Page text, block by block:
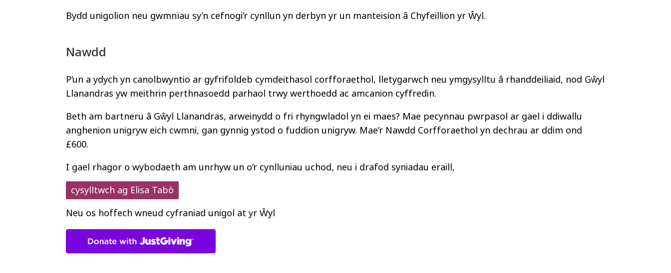
Bydd unigolion neu gwmnïau sy’n cefnogi’r cynllun yn derbyn yr un manteision â Chyfeillion yr Ŵyl.
Nawdd
P’un a ydych yn canolbwyntio ar gyfrifoldeb cymdeithasol corfforaethol, lletygarwch neu ymgysylltu â rhanddeiliaid, nod Gŵyl
Llanandras yw meithrin perthnasoedd parhaol trwy werthoedd ac amcanion cyffredin.
Beth am bartneru â Gŵyl Llanandras, arweinydd o fri rhyngwladol yn ei maes? Mae pecynnau pwrpasol ar gael i ddiwallu
anghenion unigryw eich cwmni, gan gynnig ystod o fuddion unigryw. Mae’r Nawdd Corfforaethol yn dechrau ar ddim ond
£600.
I gael rhagor o wybodaeth am unrhyw un o’r cynlluniau uchod, neu i drafod syniadau eraill,
cysylltwch ag Elisa Tabò
Neu os hoffech wneud cyfraniad unigol at yr Ŵyl